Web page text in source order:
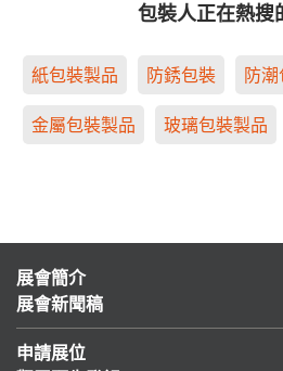
包裝人正在熱搜
紙包裝製品 防銹包裝 防
金屬包裝製品 玻璃包裝製品
展會簡介
展會新聞稿
申請展位